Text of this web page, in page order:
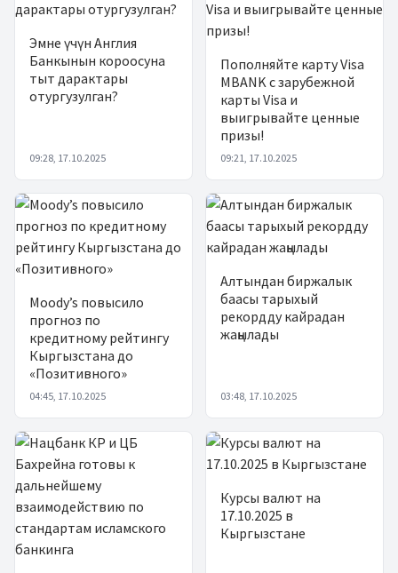
Эмне үчүн Англия
Банкынын короосуна
тыт дарактары
отургузулган?
09:28, 17.10.2025
Пополняйте карту Visa
MBANK с зарубежной
карты Visa и
выигрывайте ценные
призы!
09:21, 17.10.2025
Moody’s повысило
прогноз по
кредитному рейтингу
Кыргызстана до
«Позитивного»
04:45, 17.10.2025
Алтындан биржалык
баасы тарыхый
рекордду кайрадан
жаңылады
03:48, 17.10.2025
Курсы валют на
17.10.2025 в
Кыргызстане